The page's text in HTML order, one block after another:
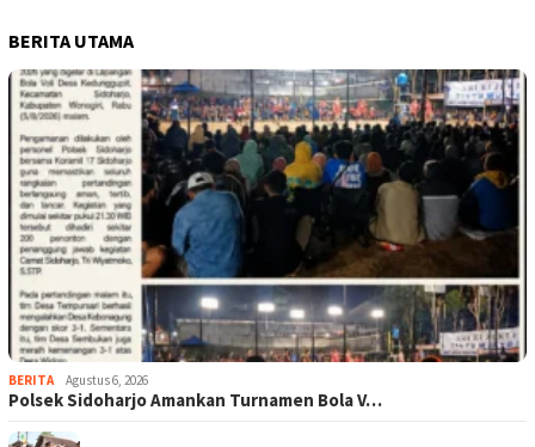
BERITA UTAMA
BERITA Agustus 6, 2026
Polsek Sidoharjo Amankan Turnamen Bola V…